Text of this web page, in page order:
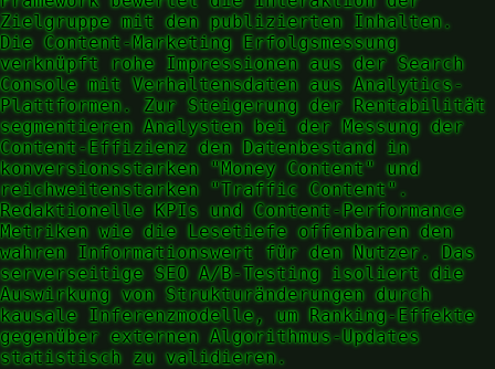
Zielgruppe mit den publizierten Inhalten.
Die Content-Marketing Erfolgsmessung
verknüpft rohe Impressionen aus der Search
Console mit Verhaltensdaten aus Analytics-
Plattformen. Zur Steigerung der Rentabilität
segmentieren Analysten bei der Messung der
Content-Effizienz den Datenbestand in
konversionsstarken "Money Content" und
reichweitenstarken "Traffic Content".
Redaktionelle KPIs und Content-Performance
Metriken wie die Lesetiefe offenbaren den
wahren Informationswert für den Nutzer. Das
serverseitige SEO A/B-Testing isoliert die
Auswirkung von Strukturänderungen durch
kausale Inferenzmodelle, um Ranking-Effekte
gegenüber externen Algorithmus-Updates
statistisch zu validieren.